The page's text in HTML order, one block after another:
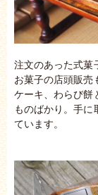
注文のあった式菓
お菓子の店頭販売
ケーキ、わらび餅
ものばかり。手に
ています。